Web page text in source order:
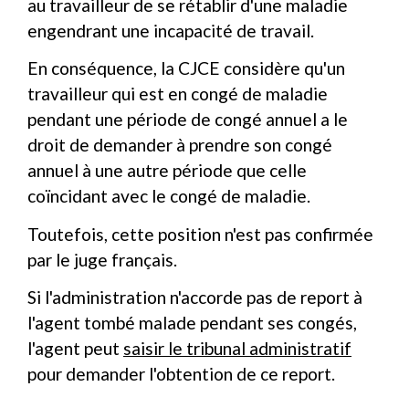
au travailleur de se rétablir d'une maladie
engendrant une incapacité de travail.
En conséquence, la CJCE considère qu'un
travailleur qui est en congé de maladie
pendant une période de congé annuel a le
droit de demander à prendre son congé
annuel à une autre période que celle
coïncidant avec le congé de maladie.
Toutefois, cette position n'est pas confirmée
par le juge français.
Si l'administration n'accorde pas de report à
l'agent tombé malade pendant ses congés,
l'agent peut saisir le tribunal administratif
pour demander l'obtention de ce report.